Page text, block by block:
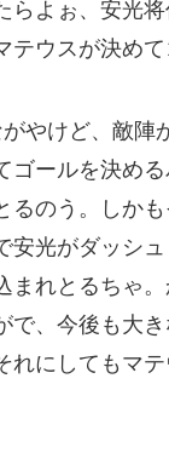
らよぉ、安光
テウスが決めて
やけど、敵陣
ゴールを決め
るのう。しか
安光がダッシ
まれとるちゃ
で、今後も大
れにしてもマ